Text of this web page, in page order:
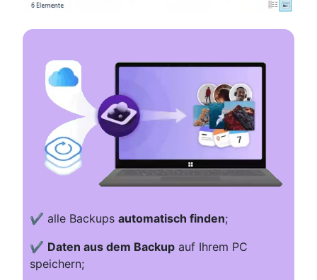
✔️ alle Backups automatisch finden;
✔️ Daten aus dem Backup auf Ihrem PC
speichern;